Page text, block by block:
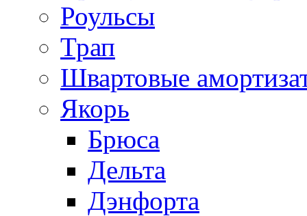
Роульсы
Трап
Швартовые
Якорь
Брюса
Дельта
Дэнфорта